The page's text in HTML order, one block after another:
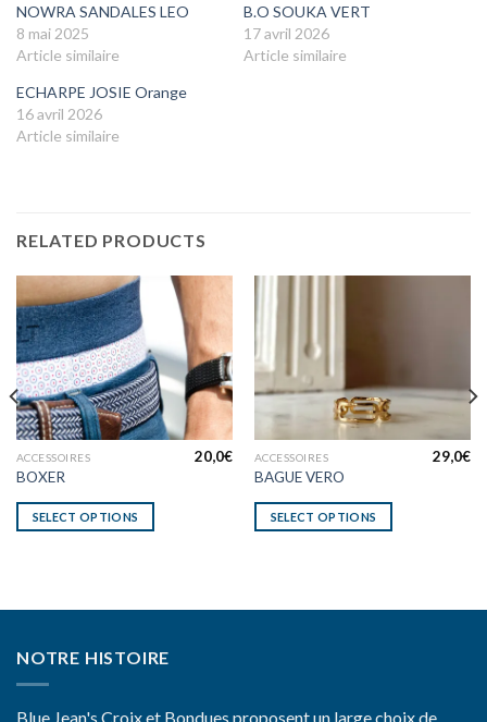
NOWRA SANDALES LEO
8 mai 2025
Article similaire
B.O SOUKA VERT
17 avril 2026
Article similaire
ECHARPE JOSIE Orange
16 avril 2026
Article similaire
RELATED PRODUCTS
ACCESSOIRES
BOXER
20,0€
SELECT OPTIONS
ACCESSOIRES
BAGUE VERO
29,0€
SELECT OPTIONS
NOTRE HISTOIRE
Blue Jean's Croix et Bondues proposent un large choix de